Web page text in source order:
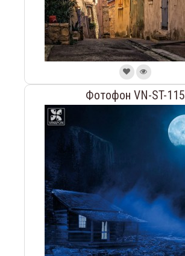
Фотофон VN-ST-115